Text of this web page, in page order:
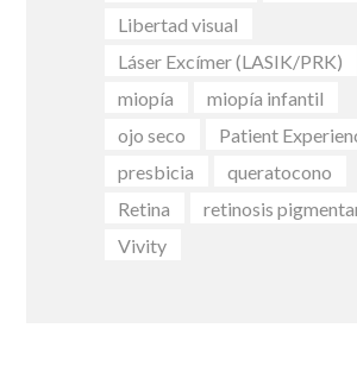
Libertad visual
Láser Excímer (LASIK/PRK)
miopía
miopía infantil
ojo seco
Patient
presbicia
queratocono
Retina
retinosis
Vivity